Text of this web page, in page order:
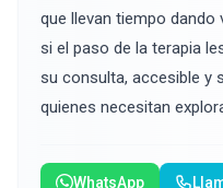
que llevan tiempo
si el paso de la terapia
su consulta, accesible y
quienes necesitan
WhatsApp